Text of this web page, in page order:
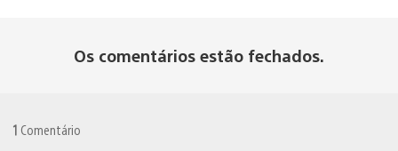
Os comentários estão fechados.
1 Comentário